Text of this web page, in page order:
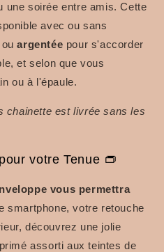
une soirée entre amis.Cette
avec ou sans
ouargentée pour s'accorder
et selon que vous
ou à l'épaule.
chainette est livrée sans les
votre Tenue 👝
vous permettra
smartphone, votre retouche
découvrez une jolie
assorti aux teintes de